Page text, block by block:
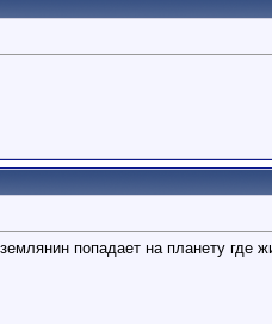
попадает на планету где